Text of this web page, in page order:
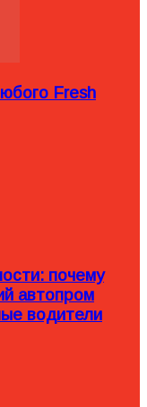
Fresh
почему
автопром
водители